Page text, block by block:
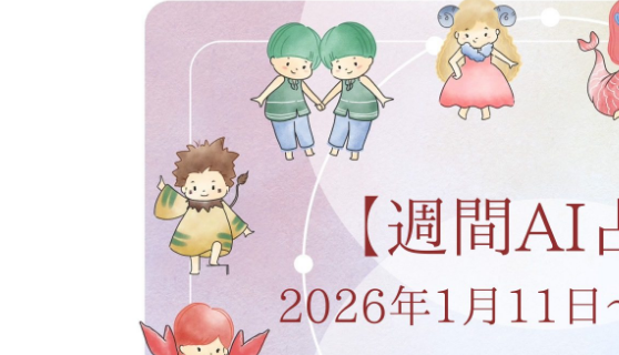
小学3年生
小学4年生
小学6年生
そだち＆まなび
ワーク・ドリル
科学・プログラミング
教育・学習
絵本・読み聞かせ
自由研究・工作
読書感想文
こそだて生活
ファッション・美容
行事・イベント
親子でいっしょに
人間関係